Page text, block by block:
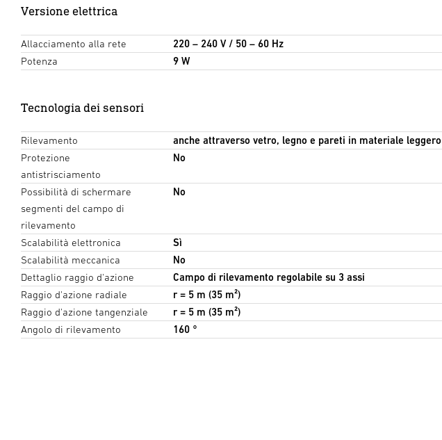
Versione elettrica
Allacciamento alla rete
220 – 240 V / 50 – 60 Hz
Potenza
9 W
Tecnologia dei sensori
Rilevamento
anche attraverso vetro, legno e pareti in materiale leggero
Protezione
antistrisciamento
No
Possibilità di schermare
segmenti del campo di
rilevamento
No
Scalabilità elettronica
Sì
Scalabilità meccanica
No
Dettaglio raggio d'azione
Campo di rilevamento regolabile su 3 assi
Raggio d'azione radiale
r = 5 m (35 m²)
Raggio d'azione tangenziale
r = 5 m (35 m²)
Angolo di rilevamento
160 °